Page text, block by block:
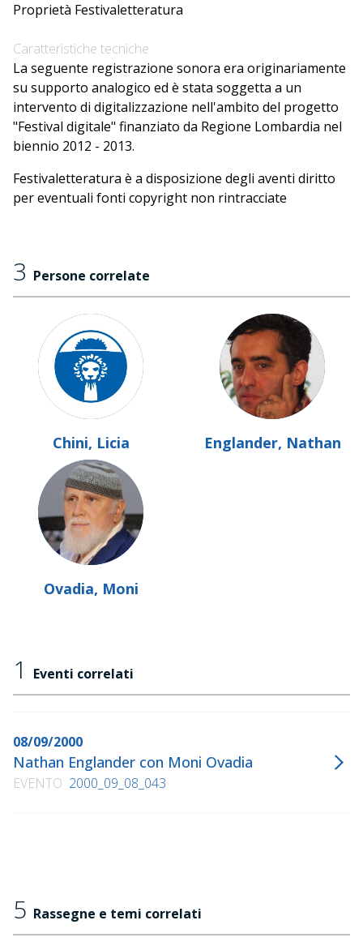
Proprietà Festivaletteratura
Caratteristiche tecniche
La seguente registrazione sonora era originariamente
su supporto analogico ed è stata soggetta a un
intervento di digitalizzazione nell'ambito del progetto
"Festival digitale" finanziato da Regione Lombardia nel
biennio 2012 - 2013.
Festivaletteratura è a disposizione degli aventi diritto
per eventuali fonti copyright non rintracciate
3 Persone correlate
Chini, Licia Englander, Nathan
Ovadia, Moni
1 Eventi correlati
08/09/2000
Nathan Englander con Moni Ovadia
EVENTO 2000_09_08_043
5 Rassegne e temi correlati